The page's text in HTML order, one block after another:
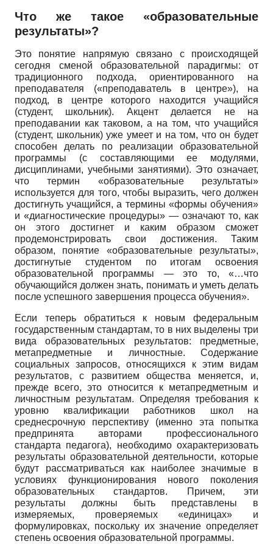
Что же такое «образовательные
результаты»?
Это понятие напрямую связано с происходящей
сегодня сменой образовательной парадигмы: от
традиционного подхода, ориентированного на
преподавателя («преподаватель в центре»), на
подход, в центре которого находится учащийся
(студент, школьник). Акцент делается не на
преподавании как таковом, а на том, что учащийся
(студент, школьник) уже умеет и на том, что он будет
способен делать по реализации образовательной
программы (с составляющими ее модулями,
дисциплинами, учебными занятиями). Это означает,
что термин «образовательные результаты»
используется для того, чтобы выразить, чего должен
достигнуть учащийся, а термины «формы обучения»
и «диагностические процедуры» — означают то, как
он этого достигнет и каким образом сможет
продемонстрировать свои достижения. Таким
образом, понятие «образовательные результаты»,
достигнутые студентом по итогам освоения
образовательной программы — это то, «…что
обучающийся должен знать, понимать и уметь делать
после успешного завершения процесса обучения».
Если теперь обратиться к новым федеральным
государственным стандартам, то в них выделены три
вида образовательных результатов: предметные,
метапредметные и личностные. Содержание
социальных запросов, относящихся к этим видам
результатов, с развитием общества меняется, и,
прежде всего, это относится к метапредметным и
личностным результатам. Определяя требования к
уровню квалификации работников школ на
среднесрочную перспективу (именно эта попытка
предпринята авторами профессионального
стандарта педагога), необходимо охарактеризовать
результаты образовательной деятельности, которые
будут рассматриваться как наиболее значимые в
условиях функционирования нового поколения
образовательных стандартов. Причем, эти
результаты должны быть представлены в
измеряемых, проверяемых «единицах» и
формулировках, поскольку их значение определяет
степень освоения образовательной программы.